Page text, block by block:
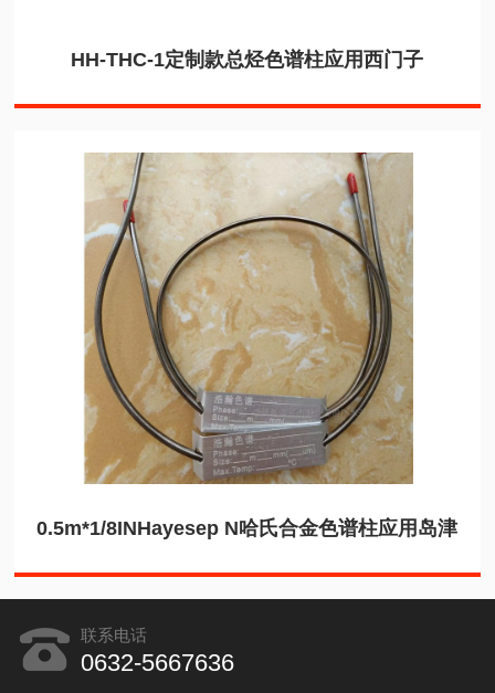
HH-THC-1定制款总烃色谱柱应用西门子
0.5m*1/8INHayesep N哈氏合金色谱柱应用岛津
联系电话
0632-5667636